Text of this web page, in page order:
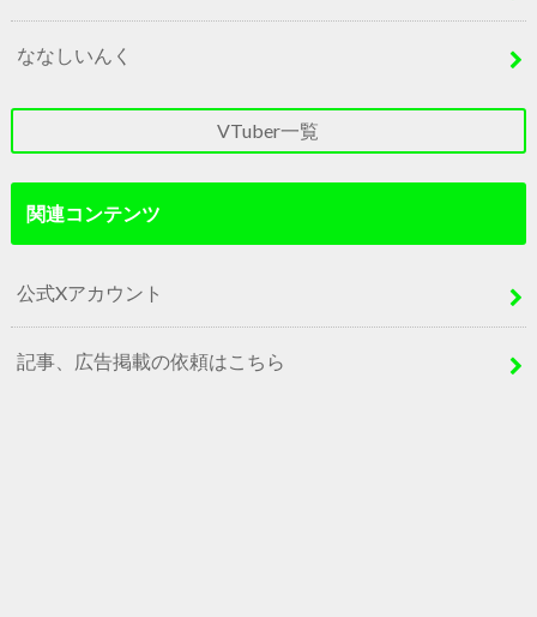
ななしいんく
VTuber一覧
関連コンテンツ
公式Xアカウント
記事、広告掲載の依頼はこちら